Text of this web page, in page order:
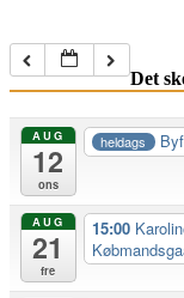
Det
AUG
12
ons
heldags
AUG
21
fre
15:00